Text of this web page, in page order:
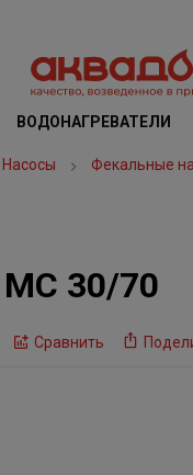
ВОДОНАГРЕВАТЕЛИ
Насосы Фекальные
30/70
Сравнить